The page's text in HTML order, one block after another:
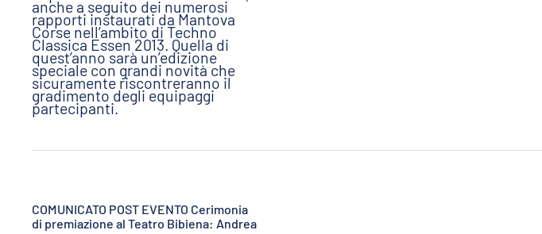
anche a seguito dei numerosi
rapporti instaurati da Mantova
Corse nell’ambito di Techno
Classica Essen 2013. Quella di
quest’anno sarà un’edizione
speciale con grandi novità che
sicuramente riscontreranno il
gradimento degli equipaggi
partecipanti.
COMUNICATO POST EVENTO Cerimonia
di premiazione al Teatro Bibiena: Andrea